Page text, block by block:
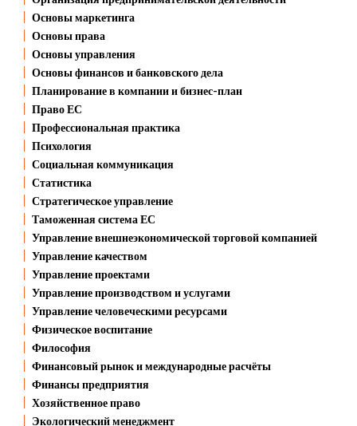
Основы маркетинга
Основы права
Основы управления
Основы финансов и банковского дела
Планирование в компании и бизнес-план
Право ЕС
Профессиональная практика
Психология
Социальная коммуникация
Статистика
Стратегическое управление
Таможенная система ЕС
Управление внешнеэкономической торговой компанией
Управление качеством
Управление проектами
Управление производством и услугами
Управление человеческими ресурсами
Физическое воспитание
Философия
Финансовый рынок и международные расчёты
Финансы предприятия
Хозяйственное право
Экологический менеджмент